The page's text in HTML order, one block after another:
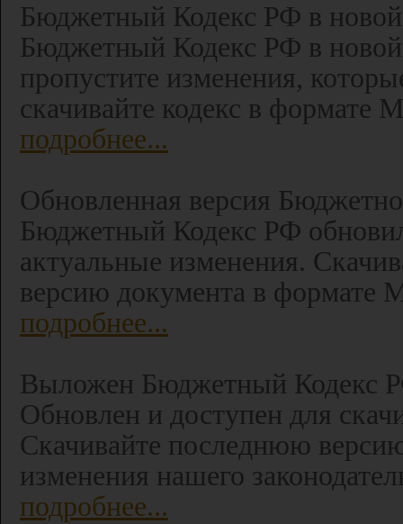
Бюджетный Кодекс РФ в
Бюджетный Кодекс РФ в
пропустите изменения,
скачивайте кодекс в формате
подробнее...
Обновленная версия
Бюджетный Кодекс РФ
актуальные изменения.
версию документа в формате
подробнее...
Выложен Бюджетный Кодекс
Обновлен и доступен для
Скачивайте последнюю
изменения нашего
подробнее...